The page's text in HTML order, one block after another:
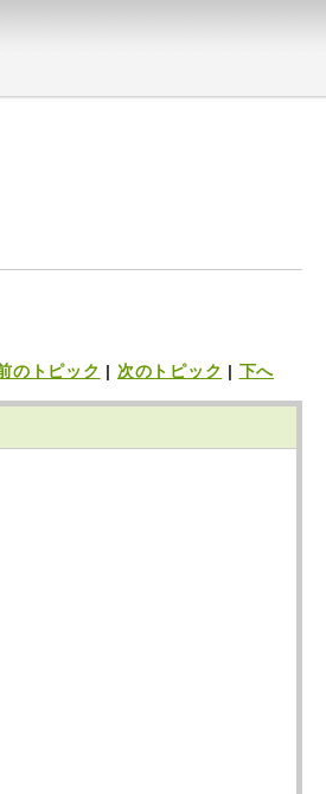
のトピック | 次のトピック | 下へ